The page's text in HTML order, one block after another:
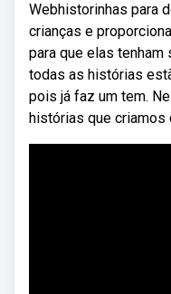
Webhistorinhas para
crianças e
para que elas
todas as histórias
pois já faz um tem.
histórias que criamos